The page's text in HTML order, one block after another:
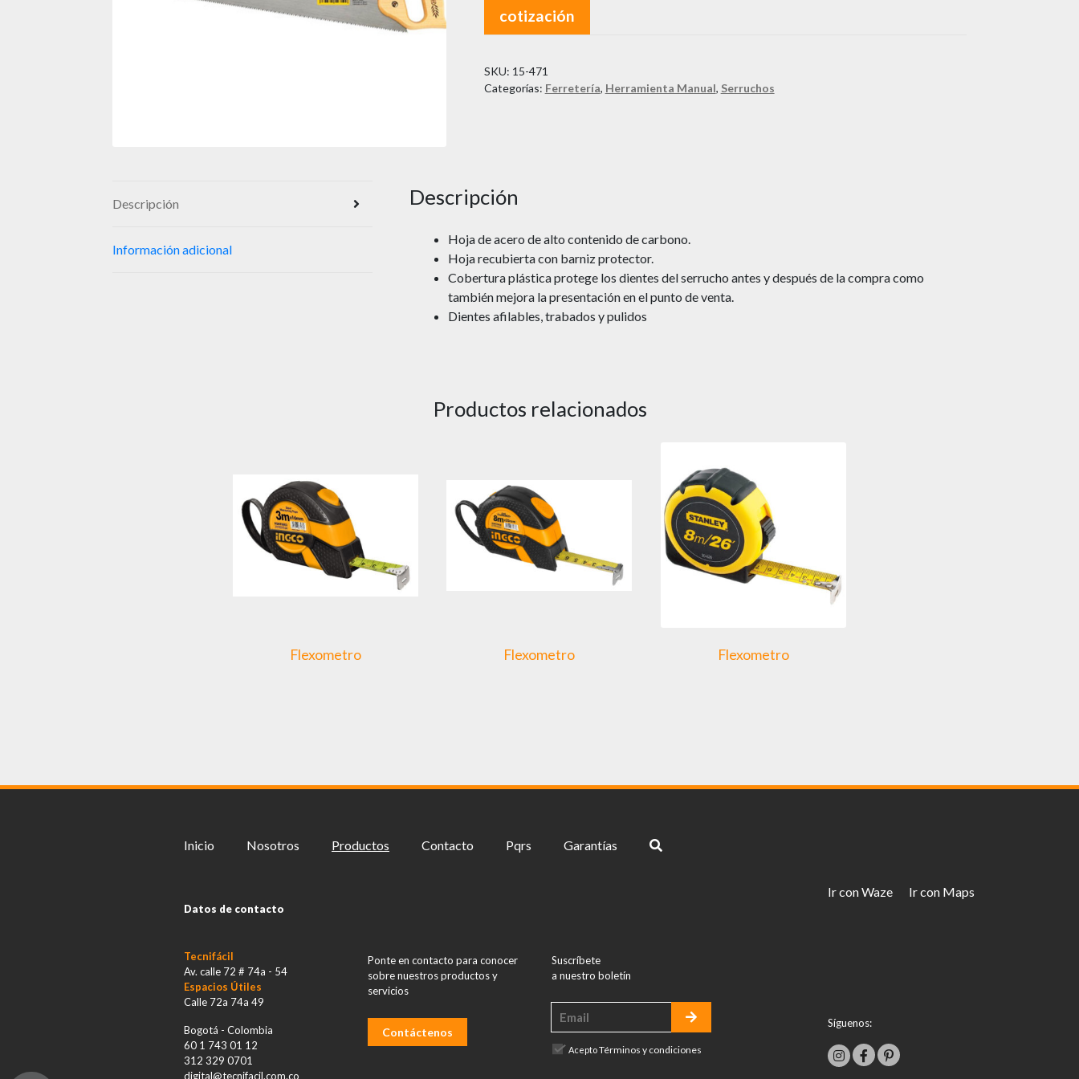
cotización
SKU: 15-471
Categorías: Ferretería, Herramienta Manual, Serruchos
Descripción
Información adicional
Descripción
Hoja de acero de alto contenido de carbono.
Hoja recubierta con barniz protector.
Cobertura plástica protege los dientes del serrucho antes y después de la compra como
también mejora la presentación en el punto de venta.
Dientes afilables, trabados y pulidos
Productos relacionados
Flexometro Flexometro Flexometro
Inicio Nosotros Productos Contacto Pqrs Garantías
Datos de contacto
Tecnifácil
Av. calle 72 # 74a - 54
Espacios Útiles
Calle 72a 74a 49
Bogotá - Colombia
60 1 743 01 12
312 329 0701
digital@tecnifacil.com.co
Ponte en contacto para conocer
sobre nuestros productos y
servicios
Contáctenos
Suscríbete
a nuestro boletín
AceptoTérminos y condiciones
Ir con Waze Ir con Maps
Síguenos: